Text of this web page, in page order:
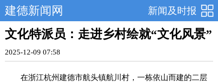
新闻及时报
建德新闻网
文化特派员：走进乡村绘就“文化风景”
2025-12-09 07:58
在浙江杭州建德市航头镇航川村，一栋依山而建的二层